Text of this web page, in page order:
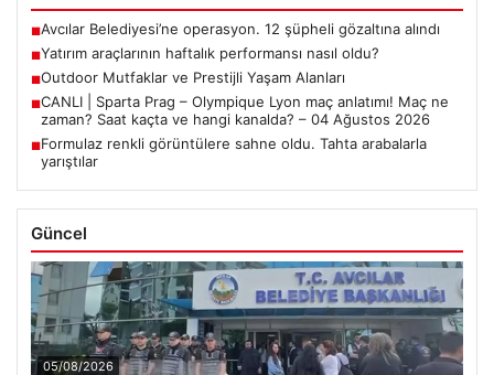
■Avcılar Belediyesi’ne operasyon. 12 şüpheli gözaltına alındı
■Yatırım araçlarının haftalık performansı nasıl oldu?
■Outdoor Mutfaklar ve Prestijli Yaşam Alanları
■CANLI | Sparta Prag – Olympique Lyon maç anlatımı! Maç ne
zaman? Saat kaçta ve hangi kanalda? – 04 Ağustos 2026
■Formulaz renkli görüntülere sahne oldu. Tahta arabalarla
yarıştılar
Güncel
05/08/2026